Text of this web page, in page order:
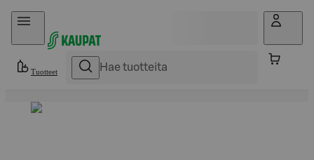
Hyppää sisältöön
Tuotteet